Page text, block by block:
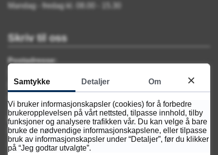
Mandag - fredag kl. 08.00 - 15.30
Skriv til oss
Postadresse:
Postboks 788 Stoa
Fakturaadresse:
EHF: 921707134
Agder fylkeskommune
Samtykke Detaljer Om
Vi bruker informasjonskapsler (cookies) for å forbedre
brukeropplevelsen på vårt nettsted, tilpasse innhold, tilby
funksjoner og analysere trafikken vår. Du kan velge å bare
bruke de nødvendige informasjonskapslene, eller tilpasse
bruk av informasjonskapsler under “Detaljer”, før du klikker
på “Jeg godtar utvalgte”.